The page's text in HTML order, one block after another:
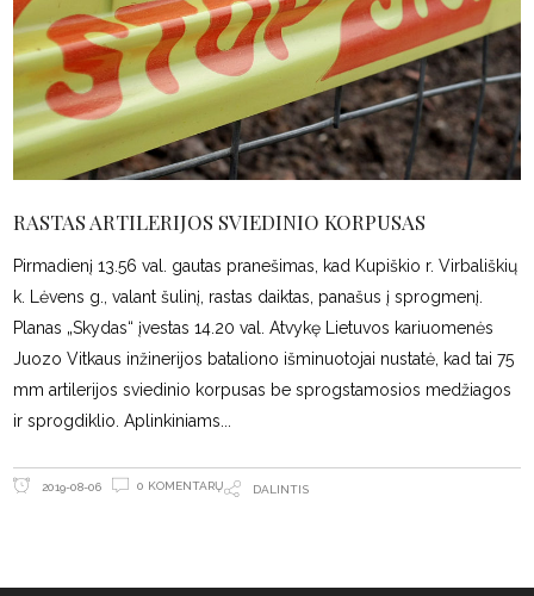
RASTAS ARTILERIJOS SVIEDINIO KORPUSAS
Pirmadienį 13.56 val. gautas pranešimas, kad Kupiškio r. Virbališkių
k. Lėvens g., valant šulinį, rastas daiktas, panašus į sprogmenį.
Planas „Skydas“ įvestas 14.20 val. Atvykę Lietuvos kariuomenės
Juozo Vitkaus inžinerijos bataliono išminuotojai nustatė, kad tai 75
mm artilerijos sviedinio korpusas be sprogstamosios medžiagos
ir sprogdiklio. Aplinkiniams
2019-08-06 0 KOMENTARŲ DALINTIS